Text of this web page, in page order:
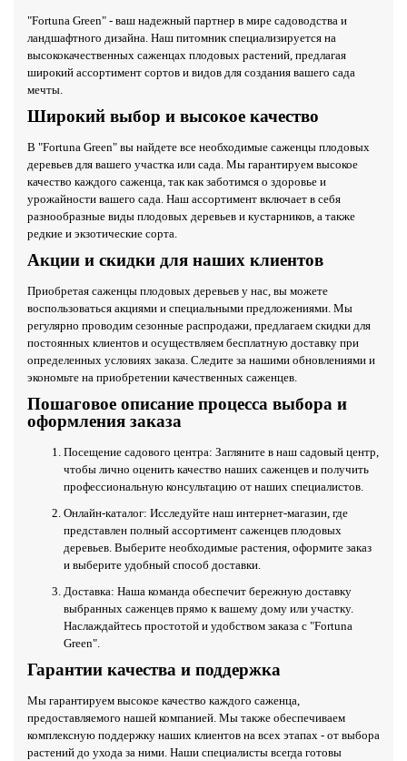
"Fortuna Green" - ваш надежный партнер в мире садоводства и
ландшафтного дизайна. Наш питомник специализируется на
высококачественных саженцах плодовых растений, предлагая
широкий ассортимент сортов и видов для создания вашего сада
мечты.
Широкий выбор и высокое качество
В "Fortuna Green" вы найдете все необходимые саженцы плодовых
деревьев для вашего участка или сада. Мы гарантируем высокое
качество каждого саженца, так как заботимся о здоровье и
урожайности вашего сада. Наш ассортимент включает в себя
разнообразные виды плодовых деревьев и кустарников, а также
редкие и экзотические сорта.
Акции и скидки для наших клиентов
Приобретая саженцы плодовых деревьев у нас, вы можете
воспользоваться акциями и специальными предложениями. Мы
регулярно проводим сезонные распродажи, предлагаем скидки для
постоянных клиентов и осуществляем бесплатную доставку при
определенных условиях заказа. Следите за нашими обновлениями и
экономьте на приобретении качественных саженцев.
Пошаговое описание процесса выбора и
оформления заказа
Посещение садового центра: Загляните в наш садовый центр,
чтобы лично оценить качество наших саженцев и получить
профессиональную консультацию от наших специалистов.
Онлайн-каталог: Исследуйте наш интернет-магазин, где
представлен полный ассортимент саженцев плодовых
деревьев. Выберите необходимые растения, оформите заказ
и выберите удобный способ доставки.
Доставка: Наша команда обеспечит бережную доставку
выбранных саженцев прямо к вашему дому или участку.
Наслаждайтесь простотой и удобством заказа с "Fortuna
Green".
Гарантии качества и поддержка
Мы гарантируем высокое качество каждого саженца,
предоставляемого нашей компанией. Мы также обеспечиваем
комплексную поддержку наших клиентов на всех этапах - от выбора
растений до ухода за ними. Наши специалисты всегда готовы